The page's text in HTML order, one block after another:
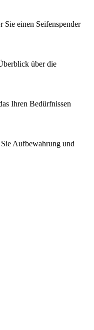
Sie einen Seifenspender
über die
Ihren Bedürfnissen
Aufbewahrung und